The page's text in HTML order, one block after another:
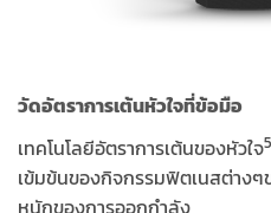
วัดอัตราการเต้นหัวใจที่ข้อมือ
เทคโนโลยีอัตราการเต้นของหัวใจ5
เข้มข้นของกิจกรรมฟิตเนสต่างๆ